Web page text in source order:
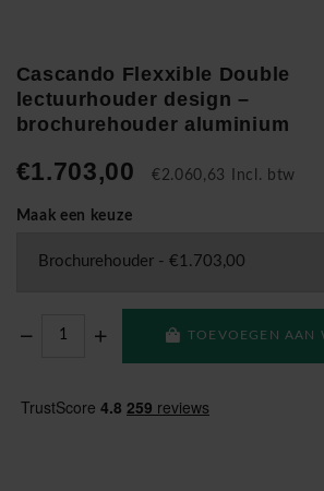
Cascando Flexxible Double
lectuurhouder design –
brochurehouder aluminium
€1.703,00 €2.060,63 Incl. btw
Maak een keuze
TOEVOEGEN AAN